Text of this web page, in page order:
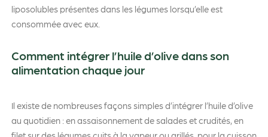
liposolubles présentes dans les légumes lorsqu’elle est
consommée avec eux.
Comment intégrer l’huile d’olive dans son
alimentation chaque jour
Il existe de nombreuses façons simples d’intégrer l’huile d’olive
au quotidien : en assaisonnement de salades et crudités, en